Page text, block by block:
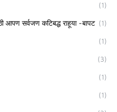
(1)
आपण सर्वजण कटिबद्ध राहूया -बापट (1)
(1)
(3)
(1)
(1)